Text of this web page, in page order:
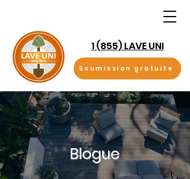
Soumission gratuite
1 (855) LAVE UNI
Blogue